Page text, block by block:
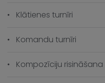
Klātienes turnīri
Komandu turnīri
Kompozīciju risināšana